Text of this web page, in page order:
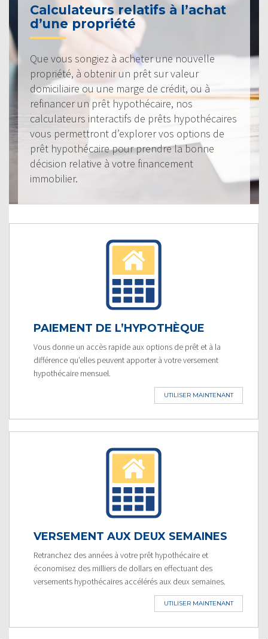
Calculateurs relatifs à l’achat
d’une propriété
Que vous songiez à acheter une nouvelle
propriété, à obtenir un prêt sur valeur
domiciliaire ou une marge de crédit, ou à
refinancer un prêt hypothécaire, nos
calculateurs interactifs de prêts hypothécaires
vous permettront d’explorer vos options de
prêt hypothécaire pour prendre la bonne
décision relative à votre financement
immobilier.
PAIEMENT DE L’HYPOTHÈQUE
Vous donne un accès rapide aux options de prêt et à la
différence qu’elles peuvent apporter à votre versement
hypothécaire mensuel.
UTILISER MAINTENANT
VERSEMENT AUX DEUX SEMAINES
Retranchez des années à votre prêt hypothécaire et
économisez des milliers de dollars en effectuant des
versements hypothécaires accélérés aux deux semaines.
UTILISER MAINTENANT